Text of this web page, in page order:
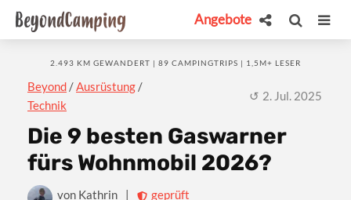
Angebote
Beyond /Ausrüstung /
Technik
2.493 KM GEWANDERT | 89 CAMPINGTRIPS | 1,5M+ LESER
2. Jul. 2025
Die 9 besten Gaswarner
fürs Wohnmobil 2026?
von Kathrin geprüft